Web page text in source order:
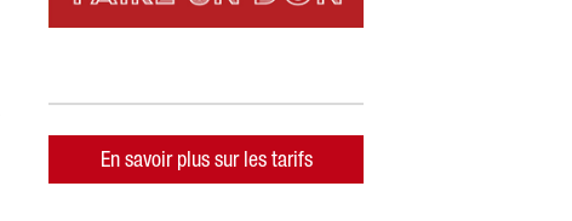
En savoir plus sur les tarifs